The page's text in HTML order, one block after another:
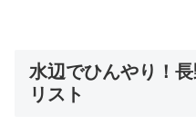
水辺でひんやり！
リスト